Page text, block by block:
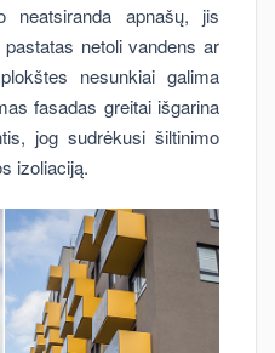
neatsiranda apnašų, jis
netoli vandens ar
nesunkiai galima
fasadas greitai išgarina
jog sudrėkusi šiltinimo
izoliaciją.